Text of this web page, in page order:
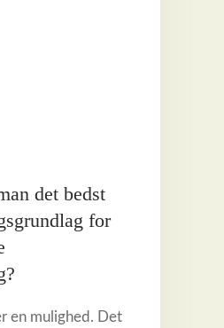
det bedst
for
en mulighed. Det